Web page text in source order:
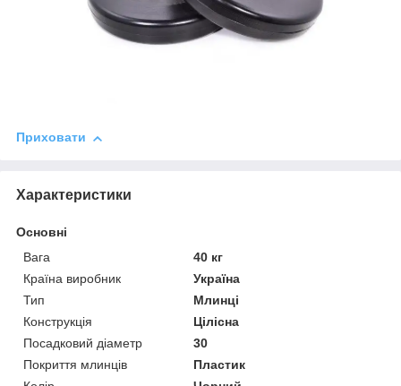
Приховати
Характеристики
Основні
Вага
40 кг
Країна виробник
Україна
Тип
Млинці
Конструкція
Цілісна
Посадковий діаметр
30
Покриття млинців
Пластик